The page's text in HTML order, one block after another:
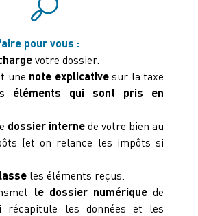
pour vous :
votre dossier.
une note explicativesur la taxe
éléments qui sont pris en
dossier interne de votre bien au
(et on relance les impôts si
les éléments reçus.
le dossier numériquede
récapitule les données et les